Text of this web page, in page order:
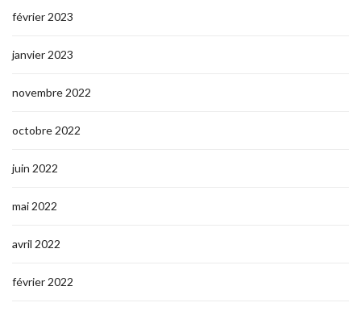
février 2023
janvier 2023
novembre 2022
octobre 2022
juin 2022
mai 2022
avril 2022
février 2022